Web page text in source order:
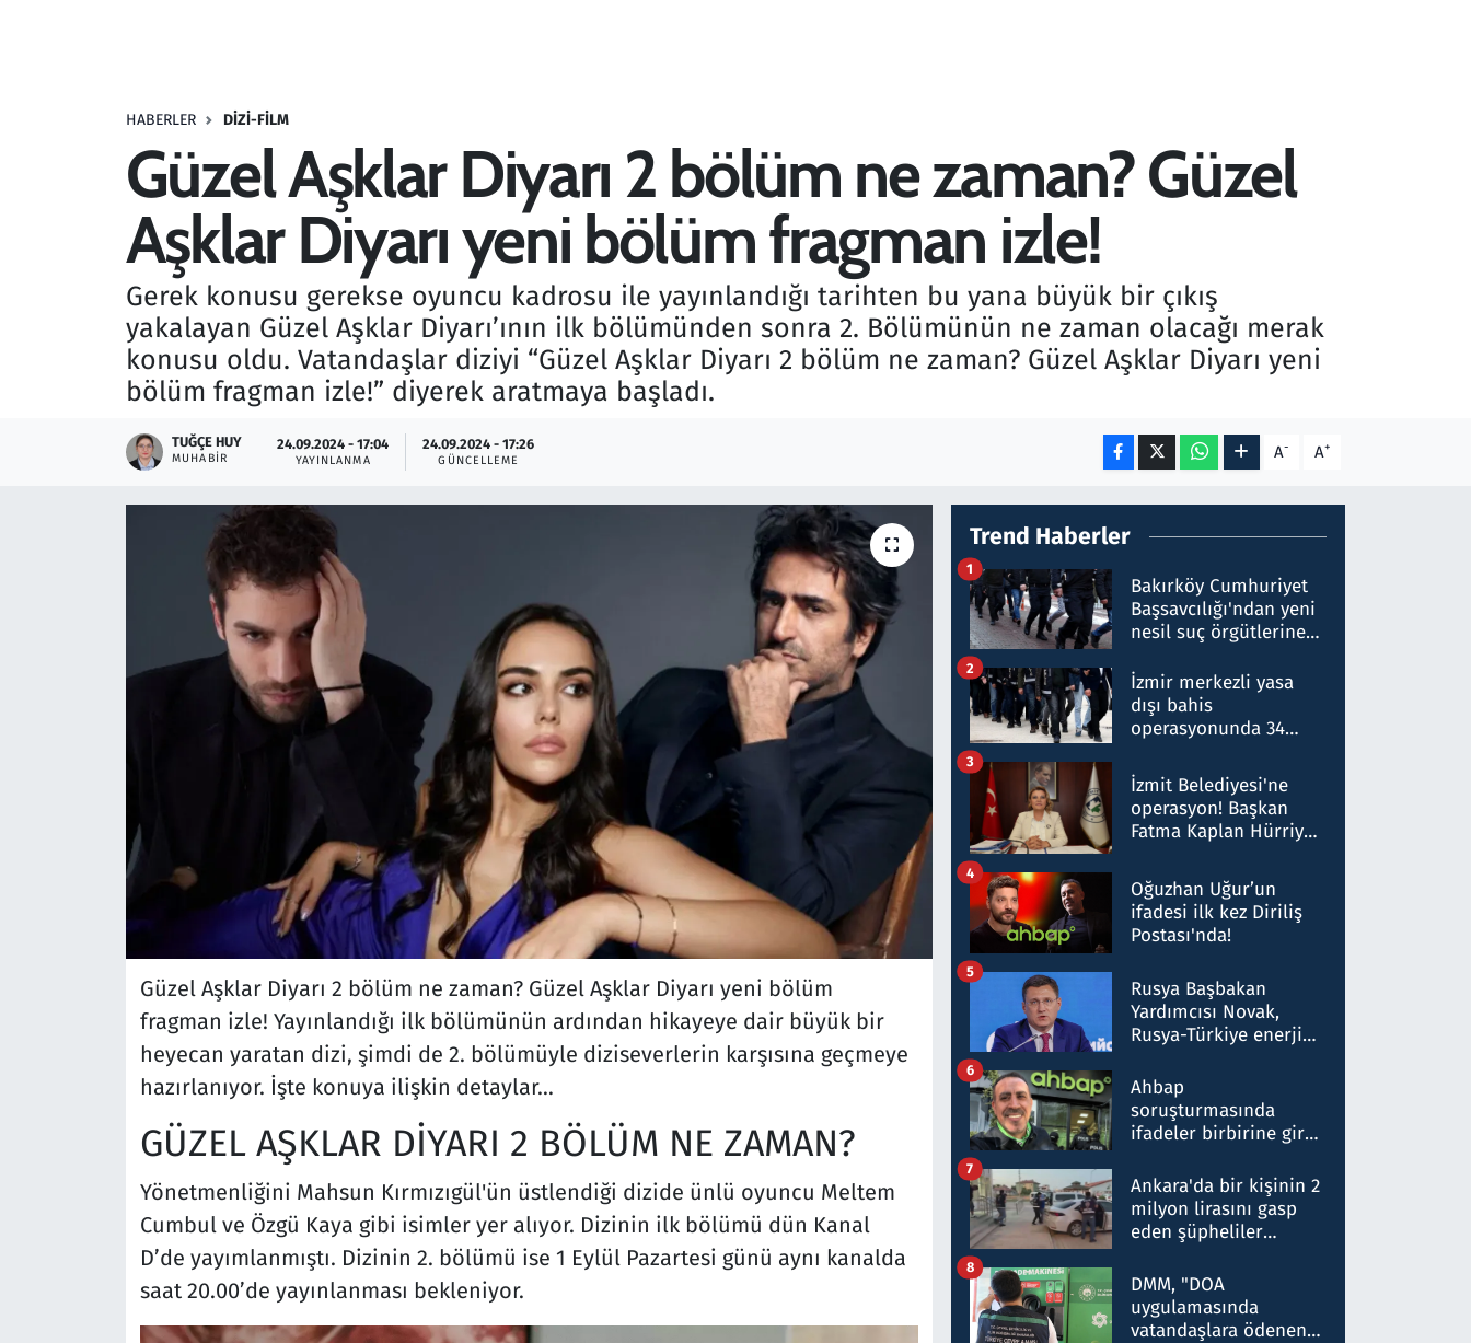
HABERLER DIZI-FILM
Güzel Aşklar Diyarı 2 bölüm ne zaman? Güzel
Aşklar Diyarı yeni bölüm fragman izle!
Gerek konusu gerekse oyuncu kadrosu ile yayınlandığı tarihten bu yana büyük bir çıkış
yakalayan Güzel Aşklar Diyarı’ının ilk bölümünden sonra 2. Bölümünün ne zaman olacağı merak
konusu oldu. Vatandaşlar diziyi “Güzel Aşklar Diyarı 2 bölüm ne zaman? Güzel Aşklar Diyarı yeni
bölüm fragman izle!” diyerek aratmaya başladı.
TUĞÇE HUY
MUHABIR
24.09.2024 - 17:04
YAYINLANMA
24.09.2024 - 17:26
GÜNCELLEME A- A+
Güzel Aşklar Diyarı 2 bölüm ne zaman? Güzel Aşklar Diyarı yeni bölüm
fragman izle! Yayınlandığı ilk bölümünün ardından hikayeye dair büyük bir
heyecan yaratan dizi, şimdi de 2. bölümüyle diziseverlerin karşısına geçmeye
hazırlanıyor. İşte konuya ilişkin detaylar…
GÜZEL AŞKLAR DİYARI 2 BÖLÜM NE ZAMAN?
Yönetmenliğini Mahsun Kırmızıgül'ün üstlendiği dizide ünlü oyuncu Meltem
Cumbul ve Özgü Kaya gibi isimler yer alıyor. Dizinin ilk bölümü dün Kanal
D’de yayımlanmıştı. Dizinin 2. bölümü ise 1 Eylül Pazartesi günü aynı kanalda
saat 20.00’de yayınlanması bekleniyor.
Trend Haberler
Bakırköy Cumhuriyet
Başsavcılığı'ndan yeni
nesil suç örgütlerine
hakkında gözaltı kararı
1
İzmir merkezli yasa
dışı bahis
operasyonunda 34
Milyar liralık para
trafiği tespit edildi
2
İzmit Belediyesi'ne
operasyon! Başkan
Fatma Kaplan Hürriyet
3
Oğuzhan Uğur’un
ifadesi ilk kez Diriliş
Postası'nda!
4
Rusya Başbakan
Yardımcısı Novak,
Rusya-Türkiye enerji
nitelikte olduğunu
belirtti
5
Ahbap
soruşturmasında
ifadeler birbirine girdi:
ifadelerinden ortaya
çıkan tablo şok etti
6
Ankara'da bir kişinin 2
milyon lirasını gasp
eden şüpheliler
7
DMM, "DOA
uygulamasında
vatandaşlara ödenen
8
Savunma Sanayi
Teknoloji ve Bilim
Televizyon